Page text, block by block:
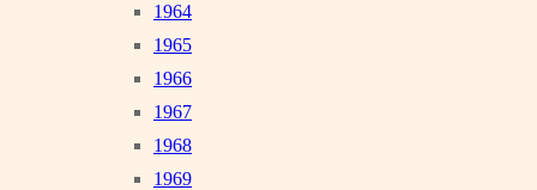
1964
1965
1966
1967
1968
1969